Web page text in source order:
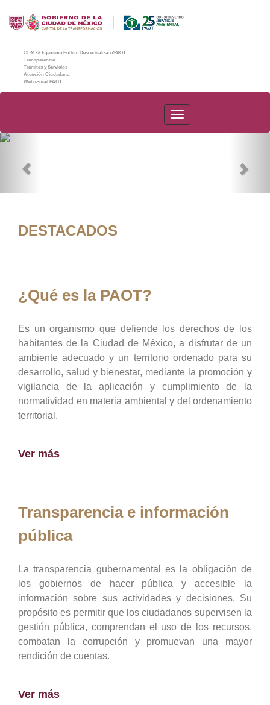
CDMX/Organismo Público Descentralizado/PAOT
Transparencia
Trámites y Servicios
Atención Ciudadana
Web e-mail PAOT
PAOT
DESTACADOS
¿Qué es la PAOT?
Es un organismo que defiende los derechos de los
habitantes de la Ciudad de México, a disfrutar de un
ambiente adecuado y un territorio ordenado para su
desarrollo, salud y bienestar, mediante la promoción y
vigilancia de la aplicación y cumplimiento de la
normatividad en materia ambiental y del ordenamiento
territorial.
Ver más
Transparencia e información
pública
La transparencia gubernamental es la obligación de
los gobiernos de hacer pública y accesible la
información sobre sus actividades y decisiones. Su
propósito es permitir que los ciudadanos supervisen la
gestión pública, comprendan el uso de los recursos,
combatan la corrupción y promuevan una mayor
rendición de cuentas.
Ver más